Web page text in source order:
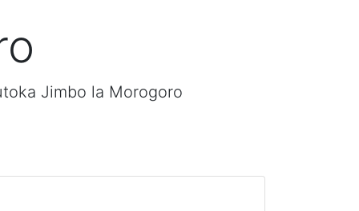
Jimbo la Morogoro